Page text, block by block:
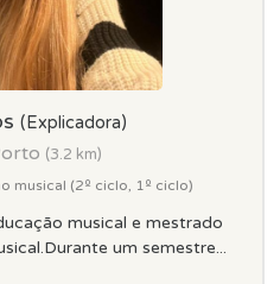
(Explicadora)
(3.2 km)
musical (2º ciclo, 1º ciclo)
musical e mestrado
um semestre...